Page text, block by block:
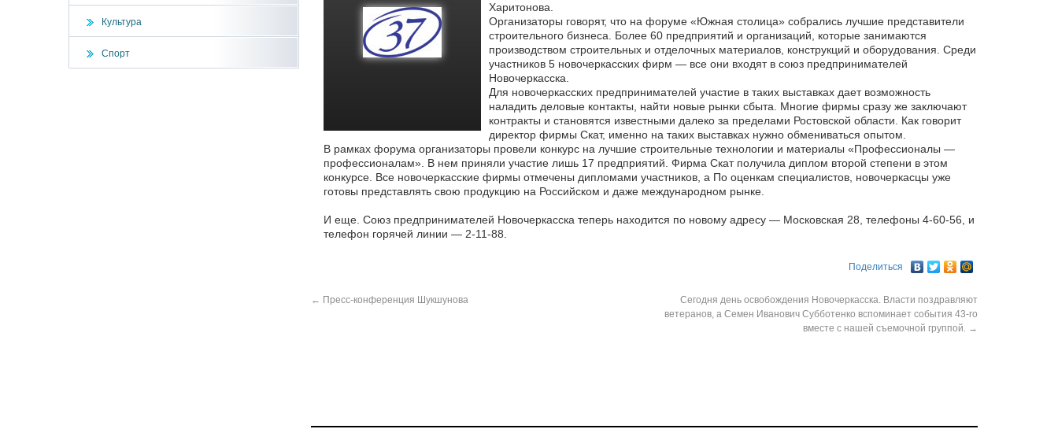
Культура
Спорт
Харитонова.
Организаторы говорят, что на форуме «Южная столица» собрались лучшие представители
строительного бизнеса. Более 60 предприятий и организаций, которые занимаются
производством строительных и отделочных материалов, конструкций и оборудования. Среди
участников 5 новочеркасских фирм — все они входят в союз предпринимателей
Новочеркасска.
Для новочеркасских предпринимателей участие в таких выставках дает возможность
наладить деловые контакты, найти новые рынки сбыта. Многие фирмы сразу же заключают
контракты и становятся известными далеко за пределами Ростовской области. Как говорит
директор фирмы Скат, именно на таких выставках нужно обмениваться опытом.
В рамках форума организаторы провели конкурс на лучшие строительные технологии и материалы «Профессионалы —
профессионалам». В нем приняли участие лишь 17 предприятий. Фирма Скат получила диплом второй степени в этом
конкурсе. Все новочеркасские фирмы отмечены дипломами участников, а По оценкам специалистов, новочеркасцы уже
готовы представлять свою продукцию на Российском и даже международном рынке.
И еще. Союз предпринимателей Новочеркасска теперь находится по новому адресу — Московская 28, телефоны 4-60-56, и
телефон горячей линии — 2-11-88.
Поделиться
← Пресс-конференция Шукшунова
Сегодня день освобождения Новочеркасска. Власти поздравляют
ветеранов, а Семен Иванович Субботенко вспоминает события 43-го
вместе с нашей съемочной группой. →